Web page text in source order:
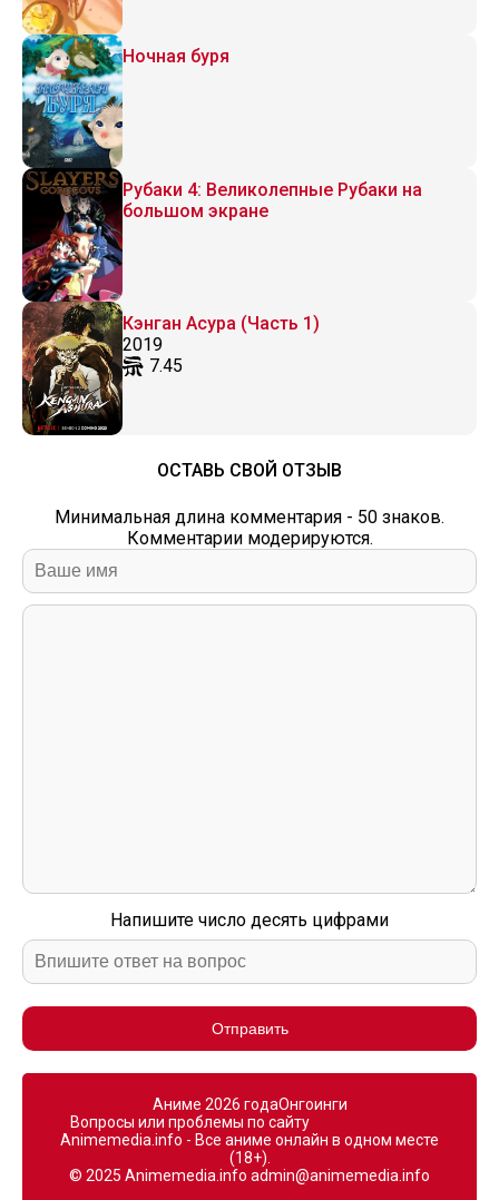
Ночная буря
Рубаки 4: Великолепные Рубаки на
большом экране
Кэнган Асура (Часть 1)
2019
7.45
ОСТАВЬ СВОЙ ОТЗЫВ
Минимальная длина комментария - 50 знаков.
Комментарии модерируются.
Напишите число десять цифрами
Отправить
Аниме 2026 годаОнгоинги
Вопросы или проблемы по сайту
Animemedia.info - Все аниме онлайн в одном месте
(18+).
© 2025 Animemedia.info admin@animemedia.info